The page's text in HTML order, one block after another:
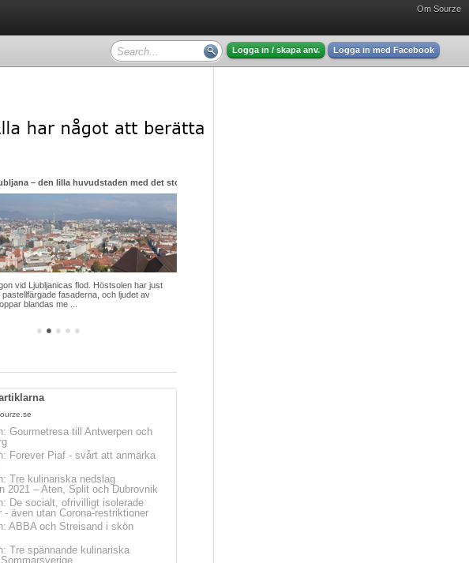
Om Sourze
Logga in / skapa anv. Logga in med Facebook
● ● ● ● ●
– den lilla huvudstaden med det stora hjärtat
vid Ljubljanicas flod. Höstsolen har just
fasaderna, och ljudet av
blandas me ...
: Gourmetresa till Antwerpen och
: Forever Piaf - svårt att anmärka
: Tre kulinariska nedslag
2021 – Aten, Split och Dubrovnik
: De socialt, ofrivilligt isolerade
- även utan Corona-restriktioner
: ABBA och Streisand i skön
: Tre spännande kulinariska